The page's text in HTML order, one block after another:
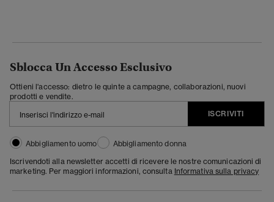
Sblocca Un Accesso Esclusivo
Ottieni l'accesso: dietro le quinte a campagne, collaborazioni, nuovi
prodotti e vendite.
ISCRIVITI
Abbigliamento uomo
Abbigliamento donna
Iscrivendoti alla newsletter accetti di ricevere le nostre comunicazioni di
marketing. Per maggiori informazioni, consulta Informativa sulla privacy